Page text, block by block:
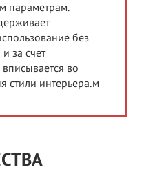
параметрам.
без
за счет
во
стили интерьера.м